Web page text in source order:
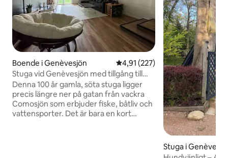
Boende i Genèvesjön 4,91 av 5 i genomsnittligt
4,91 (227)
Stuga vid Genèvesjön med tillgång till
privat strand
Denna 100 år gamla, söta stuga ligger
precis längre ner på gatan från vackra
Comosjön som erbjuder fiske, båtliv och
vattensporter. Det är bara en kort
Stuga i